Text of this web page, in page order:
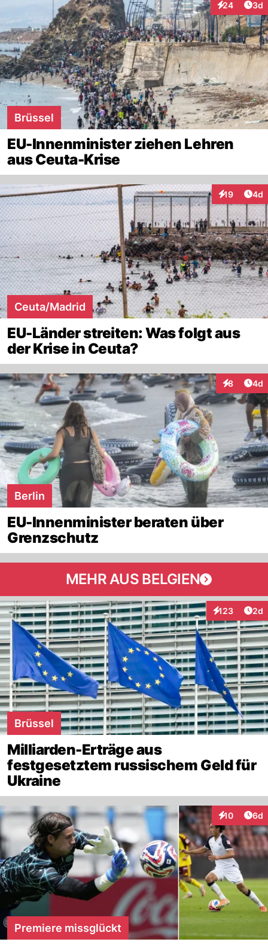
24
Interaktionen
3d
Brüssel
EU-Innenminister ziehen Lehren
aus Ceuta-Krise
19
Interaktionen
4d
Ceuta/Madrid
EU-Länder streiten: Was folgt aus
der Krise in Ceuta?
8 4d
Berlin
EU-Innenminister beraten über
Grenzschutz
MEHR AUS BELGIEN
123
Interaktionen
2d
Brüssel
Milliarden-Erträge aus
festgesetztem russischem Geld für
Ukraine
10
Interaktionen
6d
Premiere missglückt